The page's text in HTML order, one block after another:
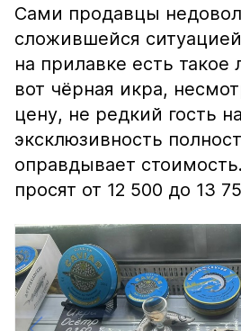
Сами продавцы
сложившейся
на прилавке есть такое
вот чёрная икра,
цену, не редкий гость
эксклюзивность
оправдывает
просят от 12 500 до 13